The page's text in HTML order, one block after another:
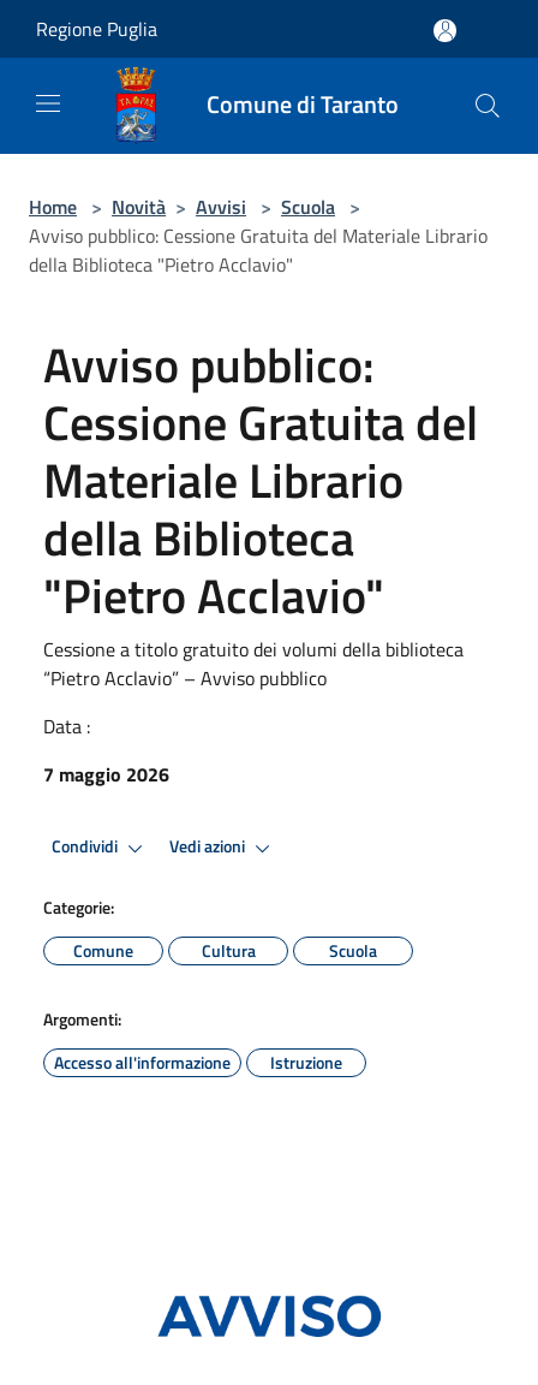
Regione Puglia
Comune di Taranto
Home > Novità > Avvisi > Scuola >
Avviso pubblico: Cessione Gratuita del Materiale Librario
della Biblioteca "Pietro Acclavio"
Avviso pubblico:
Cessione Gratuita del
Materiale Librario
della Biblioteca
"Pietro Acclavio"
Cessione a titolo gratuito dei volumi della biblioteca
“Pietro Acclavio” – Avviso pubblico
Data :
7 maggio 2026
Condividi Vedi azioni
Categorie:
Comune
Cultura Scuola
Argomenti:
Accesso all'informazione
Istruzione